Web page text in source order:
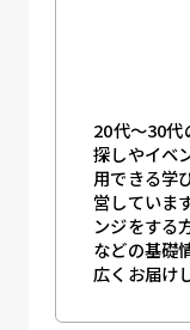
20代〜30代
探しやイベ
用できる学
営していま
ンジをする
などの基礎
広くお届け